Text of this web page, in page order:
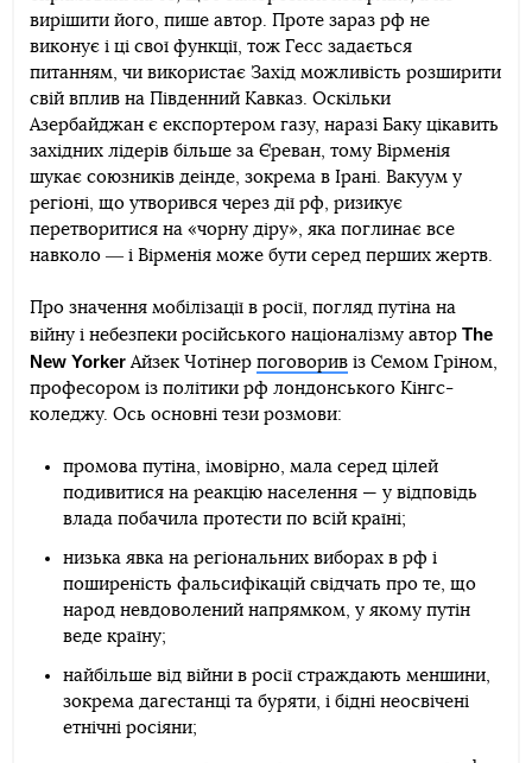
вирішити його, пише автор. Проте зараз рф не
виконує і ці свої функції, тож Гесс задається
питанням, чи використає Захід можливість розширити
свій вплив на Південний Кавказ. Оскільки
Азербайджан є експортером газу, наразі Баку цікавить
західних лідерів більше за Єреван, тому Вірменія
шукає союзників деінде, зокрема в Ірані. Вакуум у
регіоні, що утворився через дії рф, ризикує
перетворитися на «чорну діру», яка поглинає все
навколо ― і Вірменія може бути серед перших жертв.
Про значення мобілізації в росії, погляд путіна на
війну і небезпеки російського націоналізму автор The
New Yorker Айзек Чотінер поговорив із Семом Гріном,
професором із політики рф лондонського Кінгс-
коледжу. Ось основні тези розмови:
промова путіна, імовірно, мала серед цілей
подивитися на реакцію населення — у відповідь
влада побачила протести по всій країні;
низька явка на регіональних виборах в рф і
поширеність фальсифікацій свідчать про те, що
народ невдоволений напрямком, у якому путін
веде країну;
найбільше від війни в росії страждають меншини,
зокрема дагестанці та буряти, і бідні неосвічені
етнічні росіяни;